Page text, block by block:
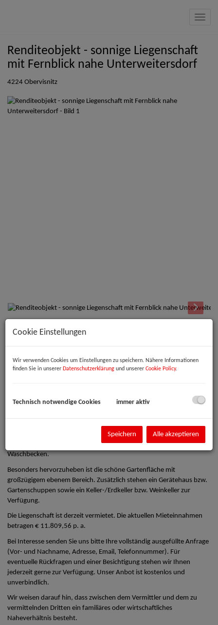
Renditeobjekt - sonnige Liegenschaft
mit Fernblick nahe Unterweitersdorf
4224 Obervisnitz
Beschreibung
Zum Verkauf steht eine charmante Liegenschaft auf einem sonnigen
Grundstück mit herrlicher Südausrichtung und traumhaftem
angenehme Atmosphäre.
Wohnzimmer mit Festbrennstoffofen, einen kleinen Küchenbereich,
ein Schlafzimmer sowie ein Badezimmer mit Dusche, WC und
Waschbecken.
Besonders hervorzuheben ist die schöne Gartenfläche mit
großzügigem ebenem Bereich. Zusätzlich stehen ein Gerätehaus bzw.
Gartenschuppen sowie ein Keller-/Erdkeller bzw. Weinkeller zur
Verfügung.
Die Liegenschaft ist derzeit vermietet. Die aktuellen Mieteinnahmen
betragen € 11.809,56 p. a.
Bei Interesse senden Sie uns bitte Ihre vollständig ausgefüllte Anfrage
(Vor- und Nachname, Adresse, Email, Telefonnummer). Für
eventuelle Rückfragen und einer Besichtigung stehen wir Ihnen
jederzeit gerne zur Verfügung. Unser Anbot ist kostenlos und
unverbindlich.
Wir weisen darauf hin, dass zwischen dem Vermittler und dem zu
vermittelnden Dritten ein familiäres oder wirtschaftliches
Naheverhältnis besteht.
Cookie Einstellungen
Wir verwenden Cookies um Einstellungen zu speichern. Nähere Informationen
finden Sie in unserer Datenschutzerklärung und unserer Cookie Policy.
Technisch notwendige Cookies immer aktiv
Speichern Alle akzeptieren